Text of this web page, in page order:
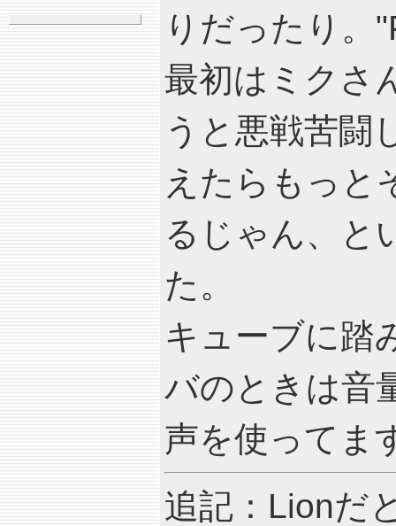
りだったり。
最初はミクさ
うと悪戦苦闘
えたらもっと
るじゃん、と
た。
キューブに踏
バのときは音
声を使ってま
追記：Lionだ